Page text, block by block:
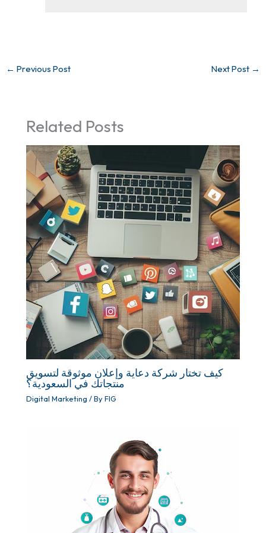
← Previous Post Next Post →
Related Posts
كيف تختار شركة دعاية وإعلان موثوقة لتسويق
منتجاتك في السعودية؟
Digital Marketing / ByFIG